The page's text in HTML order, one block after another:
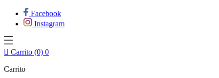
Facebook
Instagram
 Carrito (0) 0
Carrito